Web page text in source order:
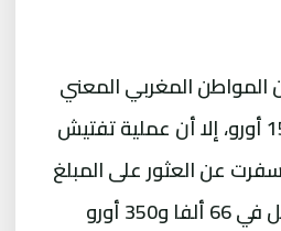
المواطن المغربي المعني
صرح بحيازته لمبلغ 1500 أورو، إلا أن عملية تفتيش
عن العثور على المبلغ
المالي الإضافي المتمثل في 66 ألفا و350 أورو